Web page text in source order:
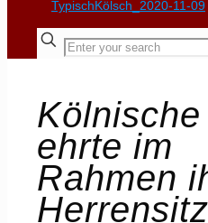
ehrte im
Rahmen